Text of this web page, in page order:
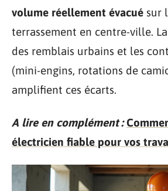
volume réellement évacué sur
terrassement en centre-ville.
des remblais urbains et les
(mini-engins, rotations de
amplifient ces écarts.
A lire en complément :
électricien fiable pour vos